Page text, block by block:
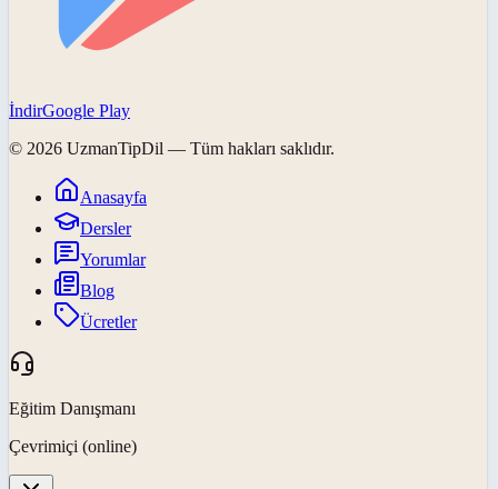
İndirGoogle Play
© 2026 UzmanTipDil — Tüm hakları saklıdır.
Anasayfa
Dersler
Yorumlar
Blog
Ücretler
Eğitim Danışmanı
Çevrimiçi (online)